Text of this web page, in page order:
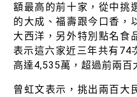
額最高的前十家，從中挑
的大成、福壽跟今口香，
大西洋，另外特別點名食
表示這六家近三年共有74
高達4,535萬，超過前兩百
曾虹文表示，挑出兩百大